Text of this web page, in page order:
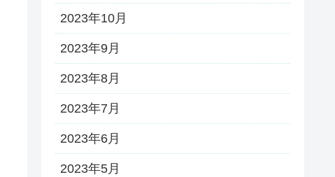
2023年10月
2023年9月
2023年8月
2023年7月
2023年6月
2023年5月